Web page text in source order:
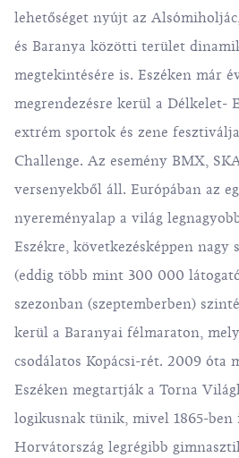
lehetőséget nyújt az
és Baranya közötti terület
megtekintésére is. Eszéken már
megrendezésre kerül a Délkelet-
extrém sportok és zene
Challenge. Az esemény BMX,
versenyekből áll. Európában az
nyereményalap a világ
Eszékre, következésképpen nagy
(eddig több mint 300 000
szezonban (szeptemberben)
kerül a Baranyai félmaraton,
csodálatos Kopácsi-rét. 2009 óta
Eszéken megtartják a Torna
logikusnak tünik, mivel 1865-
Horvátország legrégibb